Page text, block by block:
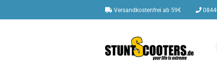
Versandkostenfrei ab 59€